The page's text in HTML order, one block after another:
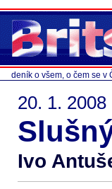
deník o všem, o čem se
20. 1. 2008
Ivo